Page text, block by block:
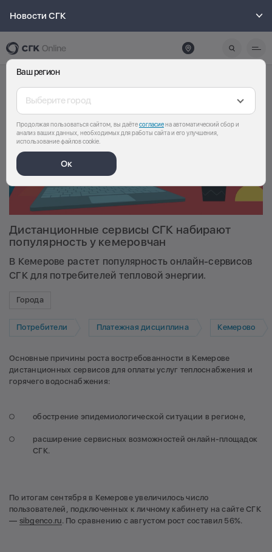
Новости СГК
Ваш регион
Выберите город
Продолжая пользоваться сайтом, вы даётесогласиена автоматический сбор и
анализ ваших данных, необходимых для работы сайта и его улучшения,
использование файлов cookie.
Ок
Дистанционные сервисы СГК набирают
популярность у кемеровчан
В Кемерове растет популярность онлайн-сервисов
СГК для потребителей тепловой энергии.
Города
Потребители Платежная дисциплина Кемерово
Основные причины роста востребованности в Кемерове
дистанционных сервисов для оплаты услуг теплоснабжения и
горячего водоснабжения:
обострение эпидемиологической ситуации в регионе,
расширение сервисных возможностей онлайн-площадок
СГК.
По итогам сентября в Кемерове увеличилось число
пользователей, подключенных к личному кабинету на сайте СГК
— sibgenco.ru. По сравнению с августом рост составил 56%.